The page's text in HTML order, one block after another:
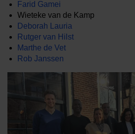
Farid Gamei
Wieteke van de Kamp
Deborah Lauria
Rutger van Hilst
Marthe de Vet
Rob Janssen